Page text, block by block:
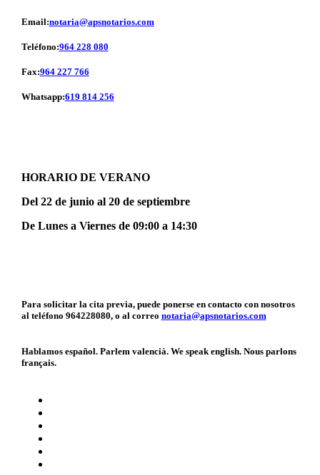
Email:notaria@apsnotarios.com
Teléfono:964 228 080
Fax:964 227 766
Whatsapp:619 814 256
HORARIO DE VERANO
Del 22 de junio al 20 de septiembre
De Lunes a Viernes de 09:00 a 14:30
Para solicitar la cita previa, puede ponerse en contacto con nosotros
al teléfono 964228080, o al correo notaria@apsnotarios.com
Hablamos español. Parlem valencià. We speak english. Nous parlons
français.